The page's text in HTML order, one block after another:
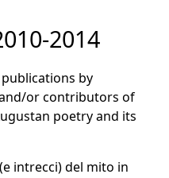
2014
by
or contributors of
poetry and its
intrecci) del mito in